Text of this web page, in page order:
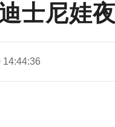
士尼娃
14:44:36